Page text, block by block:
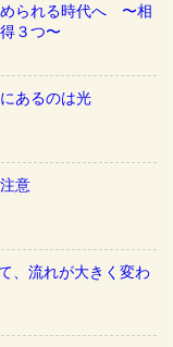
られる時代へ 〜相
３つ〜
あるのは光
意
、流れが大きく変わ